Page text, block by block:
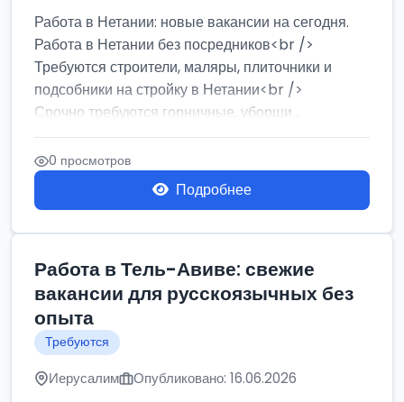
Работа в Нетании: новые вакансии на сегодня.
Работа в Нетании без посредников<br />
Требуются строители, маляры, плиточники и
подсобники на стройку в Нетании<br />
Срочно требуются горничные, уборщи...
0 просмотров
Подробнее
Работа в Тель-Авиве: свежие
вакансии для русскоязычных без
опыта
Требуются
Иерусалим Опубликовано: 16.06.2026